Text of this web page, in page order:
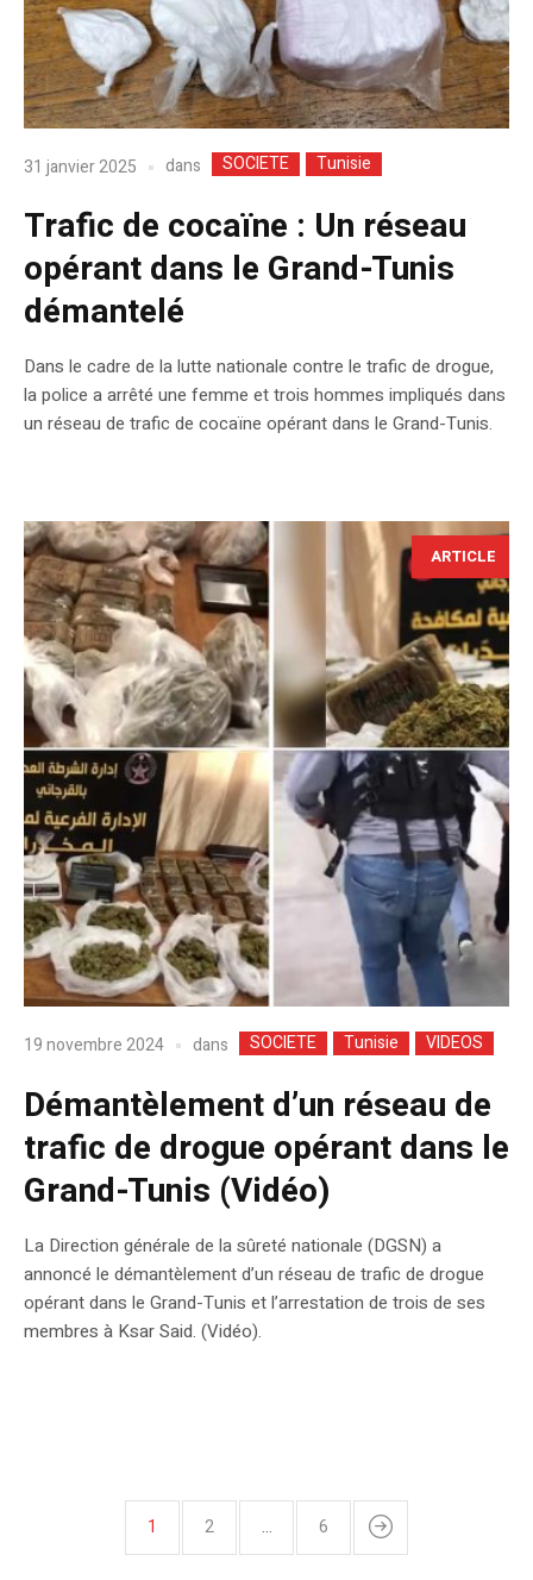
31 janvier 2025 dans SOCIETE Tunisie
Trafic de cocaïne : Un réseau
opérant dans le Grand-Tunis
démantelé
Dans le cadre de la lutte nationale contre le trafic de drogue,
la police a arrêté une femme et trois hommes impliqués dans
un réseau de trafic de cocaïne opérant dans le Grand-Tunis.
ARTICLE
19 novembre 2024 dans SOCIETE Tunisie VIDEOS
Démantèlement d’un réseau de
trafic de drogue opérant dans le
Grand-Tunis (Vidéo)
La Direction générale de la sûreté nationale (DGSN) a
annoncé le démantèlement d’un réseau de trafic de drogue
opérant dans le Grand-Tunis et l’arrestation de trois de ses
membres à Ksar Said. (Vidéo).
1 2 … 6